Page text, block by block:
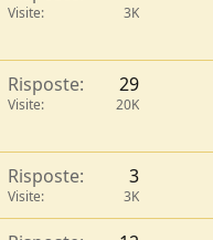
Visite 3K
Risposte 29
Visite 20K
Risposte 3
Visite 3K